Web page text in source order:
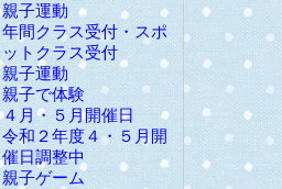
親子運動
年間クラス受付・スポ
ットクラス受付
親子運動
親子で体験
４月・５月開催日
令和２年度４・５月開
催日調整中
親子ゲーム